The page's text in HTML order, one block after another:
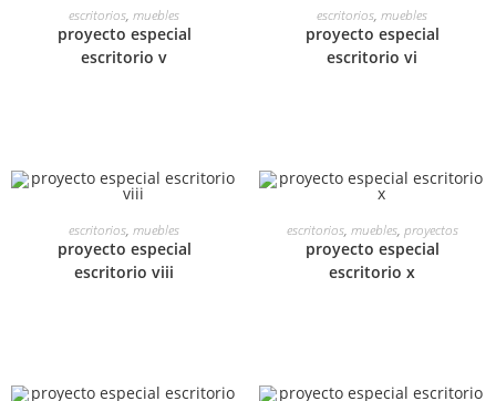
LEER MÁS
escritorios, muebles
proyecto especial
escritorio v
LEER MÁS
escritorios, muebles
proyecto especial
escritorio vi
LEER MÁS
escritorios, muebles
proyecto especial
escritorio viii
LEER MÁS
escritorios, muebles, proyectos
proyecto especial
escritorio x